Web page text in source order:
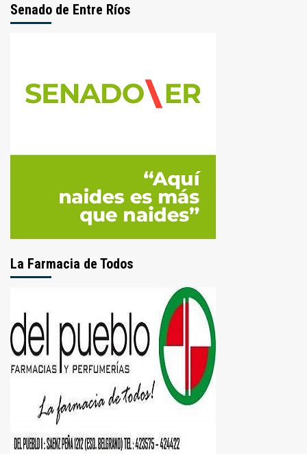
Senado de Entre Ríos
La Farmacia de Todos